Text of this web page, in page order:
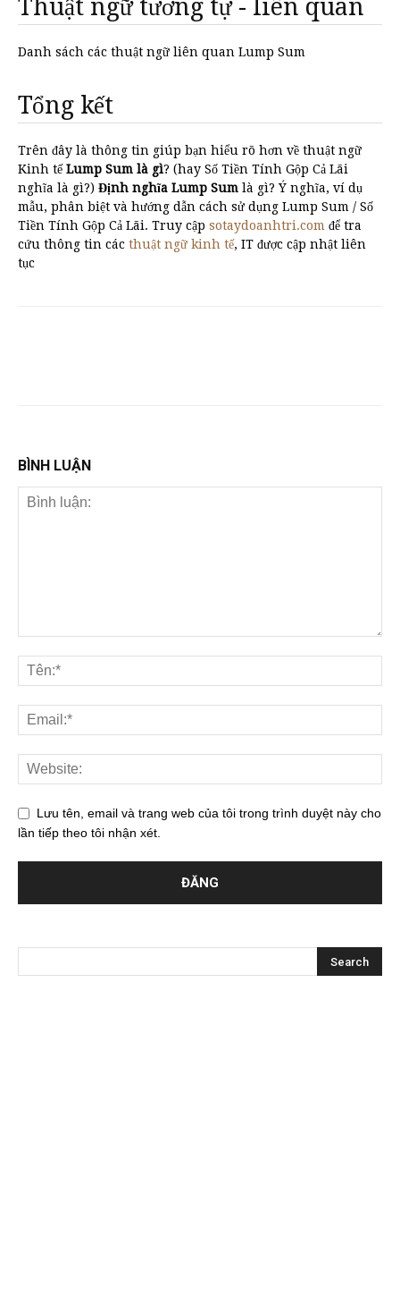
Thuật ngữ tương tự - liên quan
Danh sách các thuật ngữ liên quan Lump Sum
Tổng kết
Trên đây là thông tin giúp bạn hiểu rõ hơn về thuật ngữ
Kinh tếLump Sum là gì? (hay Số Tiền Tính Gộp Cả Lãi
nghĩa là gì?) Định nghĩa Lump Sum là gì? Ý nghĩa, ví dụ
mẫu, phân biệt và hướng dẫn cách sử dụng Lump Sum / Số
Tiền Tính Gộp Cả Lãi. Truy cập sotaydoanhtri.com để tra
cứu thông tin các thuật ngữ kinh tế, IT được cập nhật liên
tục
BÌNH LUẬN
Lưu tên, email và trang web của tôi trong trình duyệt này cho
lần tiếp theo tôi nhận xét.